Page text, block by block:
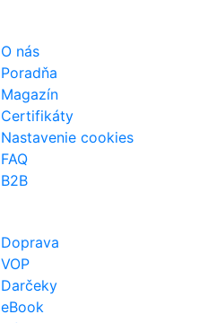
O nás
Poradňa
Magazín
Certifikáty
Nastavenie cookies
FAQ
B2B
Doprava
VOP
Darčeky
eBook